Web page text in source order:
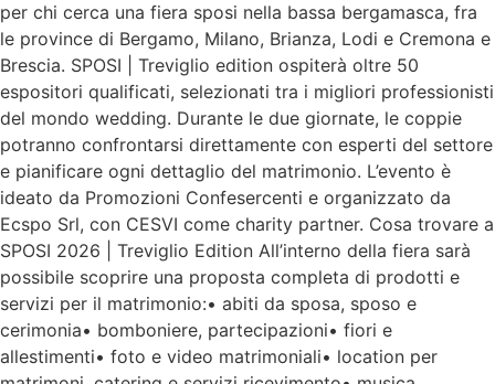
per chi cerca una fiera sposi nella bassa bergamasca, fra
le province di Bergamo, Milano, Brianza, Lodi e Cremona e
Brescia. SPOSI | Treviglio edition ospiterà oltre 50
espositori qualificati, selezionati tra i migliori professionisti
del mondo wedding. Durante le due giornate, le coppie
potranno confrontarsi direttamente con esperti del settore
e pianificare ogni dettaglio del matrimonio. L’evento è
ideato da Promozioni Confesercenti e organizzato da
Ecspo Srl, con CESVI come charity partner. Cosa trovare a
SPOSI 2026 | Treviglio Edition All’interno della fiera sarà
possibile scoprire una proposta completa di prodotti e
servizi per il matrimonio:• abiti da sposa, sposo e
cerimonia• bomboniere, partecipazioni• fiori e
allestimenti• foto e video matrimoniali• location per